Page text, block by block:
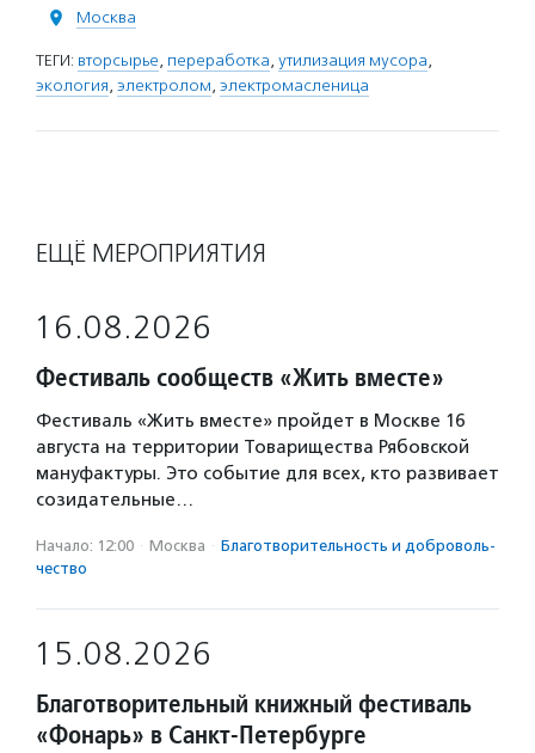
Москва
ТЕГИ: вторсырье, переработка, утилизация мусора,
экология, электролом, электромасленица
ЕЩЁ МЕРОПРИЯТИЯ
16.08.2026
Фестиваль сообществ «Жить вместе»
Фестиваль «Жить вместе» пройдет в Москве 16
августа на территории Товарищества Рябовской
мануфактуры. Это событие для всех, кто развивает
созидательные…
Начало: 12:00 · Москва · Благотвори­тель­ность и доброволь­
чест­во
15.08.2026
Благотворительный книжный фестиваль
«Фонарь» в Санкт-Петербурге